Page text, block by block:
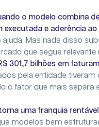
o modelo combina
e aderência
Mas nada disso
que segue relevante
301,7 bilhões em
pela entidade tiveram
o fator que mais separa
uma franquia rentável
modelos bem